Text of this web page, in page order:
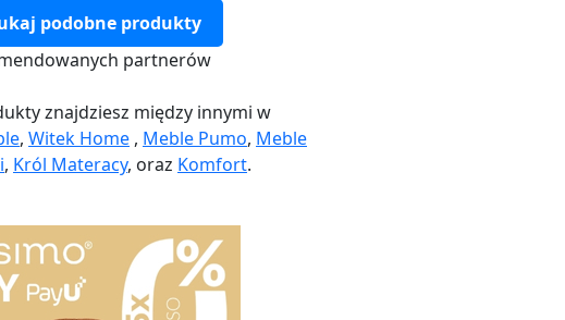
podobne produkty
partnerów
znajdziesz między innymi w
, Witek Home , Meble Pumo, Meble
, Król Materacy, oraz Komfort.